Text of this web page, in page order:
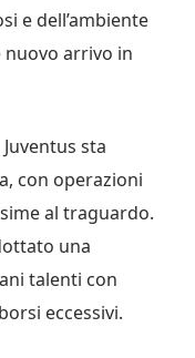
e dell’ambiente
arrivo in
sta
con operazioni
al traguardo.
una
talenti con
eccessivi.